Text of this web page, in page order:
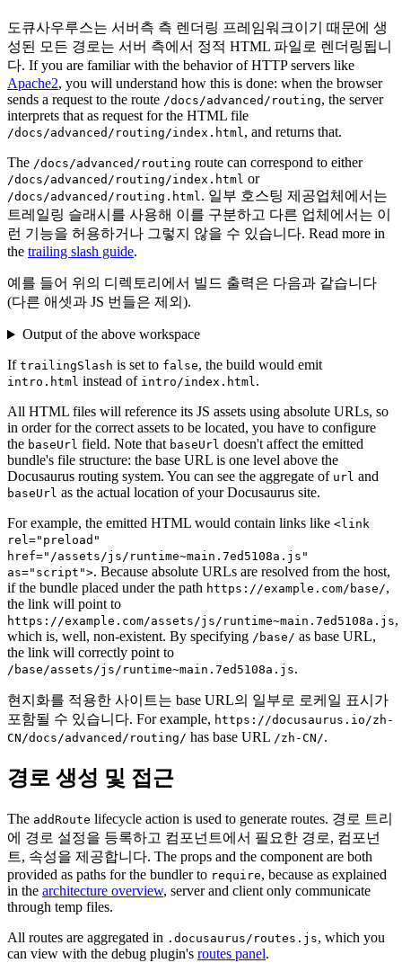
도큐사우루스는 서버측 측 렌더링 프레임워크이기 때문에 생
성된 모든 경로는 서버 측에서 정적 HTML 파일로 렌더링됩니
다. If you are familiar with the behavior of HTTP servers like
Apache2, you will understand how this is done: when the browser
sends a request to the route /docs/advanced/routing, the server
interprets that as request for the HTML file
/docs/advanced/routing/index.html, and returns that.
The /docs/advanced/routing route can correspond to either
/docs/advanced/routing/index.html or
/docs/advanced/routing.html. 일부 호스팅 제공업체에서는
트레일링 슬래시를 사용해 이를 구분하고 다른 업체에서는 이
런 기능을 허용하거나 그렇지 않을 수 있습니다. Read more in
the trailing slash guide.
예를 들어 위의 디렉토리에서 빌드 출력은 다음과 같습니다
(다른 애셋과 JS 번들은 제외).
Output of the above workspace
If trailingSlash is set to false, the build would emit
intro.html instead of intro/index.html.
All HTML files will reference its JS assets using absolute URLs, so
in order for the correct assets to be located, you have to configure
the baseUrl field. Note that baseUrl doesn't affect the emitted
bundle's file structure: the base URL is one level above the
Docusaurus routing system. You can see the aggregate of url and
baseUrl as the actual location of your Docusaurus site.
For example, the emitted HTML would contain links like <link
rel="preload"
href="/assets/js/runtime~main.7ed5108a.js"
as="script">. Because absolute URLs are resolved from the host,
if the bundle placed under the path https://example.com/base/,
the link will point to
https://example.com/assets/js/runtime~main.7ed5108a.js,
which is, well, non-existent. By specifying /base/ as base URL,
the link will correctly point to
/base/assets/js/runtime~main.7ed5108a.js.
현지화를 적용한 사이트는 base URL의 일부로 로케일 표시가
포함될 수 있습니다. For example, https://docusaurus.io/zh-
CN/docs/advanced/routing/ has base URL /zh-CN/.
경로 생성 및 접근
The addRoute lifecycle action is used to generate routes. 경로 트리
에 경로 설정을 등록하고 컴포넌트에서 필요한 경로, 컴포넌
트, 속성을 제공합니다. The props and the component are both
provided as paths for the bundler to require, because as explained
in the architecture overview, server and client only communicate
through temp files.
All routes are aggregated in .docusaurus/routes.js, which you
can view with the debug plugin's routes panel.